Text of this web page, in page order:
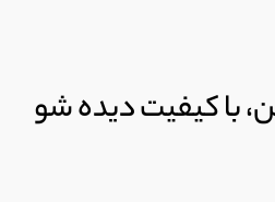
با کیفیت دیده شو